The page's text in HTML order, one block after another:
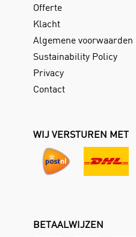
Offerte
Klacht
Algemene voorwaarden
Sustainability Policy
Privacy
Contact
WIJ VERSTUREN MET
BETAALWIJZEN